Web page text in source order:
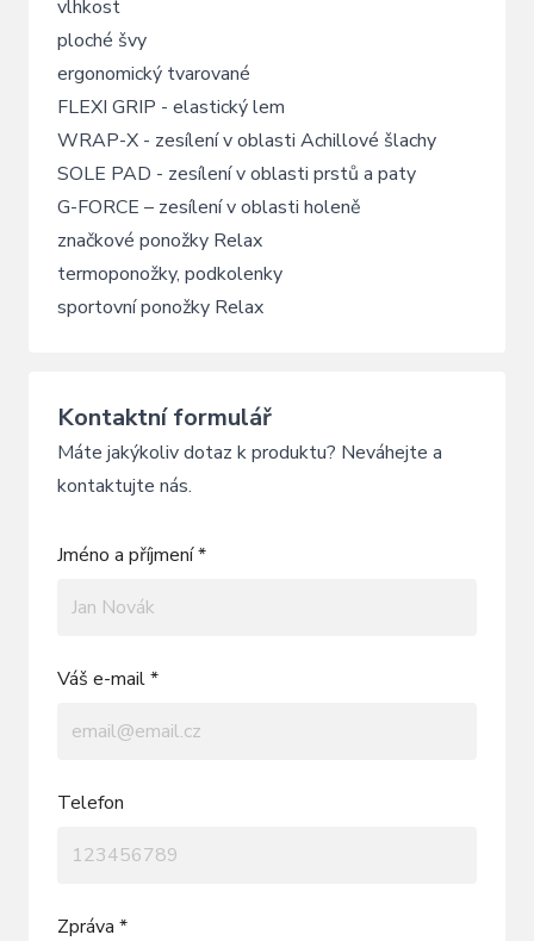
vlhkost
ploché švy
ergonomický tvarované
FLEXI GRIP - elastický lem
WRAP-X - zesílení v oblasti Achillové šlachy
SOLE PAD - zesílení v oblasti prstů a paty
G-FORCE – zesílení v oblasti holeně
značkové ponožky Relax
termoponožky, podkolenky
sportovní ponožky Relax
Kontaktní formulář
Máte jakýkoliv dotaz k produktu? Neváhejte a
kontaktujte nás.
Jméno a příjmení *
Váš e-mail *
Telefon
Zpráva *